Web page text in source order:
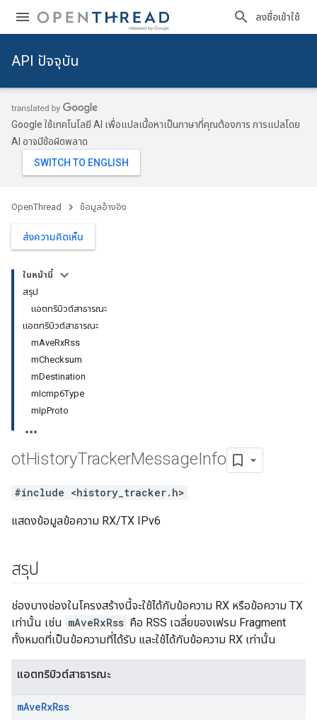
ลงชื่อเข้าใช้
API ปัจจุบัน
Google ใช้เทคโนโลยี AI เพื่อแปลเนื้อหาเป็นภาษาที่คุณต้องการ การแปลโดย
AI อาจมีข้อผิดพลาด
OpenThread ข้อมูลอ้างอิง
ส่งความคิดเห็น
ในหน้านี้
สรุป
แอตทริบิวต์สาธารณะ
แอตทริบิวต์สาธารณะ
mAveRxRss
mChecksum
mDestination
mIcmp6Type
mIpProto
otHistoryTrackerMessageInfo
#include <history_tracker.h>
แสดงข้อมูลข้อความ RX/TX IPv6
สรุป
ช่องบางช่องในโครงสร้างนี้จะใช้ได้กับข้อความ RX หรือข้อความ TX
เท่านั้น เช่น mAveRxRss คือ RSS เฉลี่ยของเฟรม Fragment
ทั้งหมดที่เป็นข้อความที่ได้รับ และใช้ได้กับข้อความ RX เท่านั้น
แอตทริบิวต์สาธารณะ
mAveRxRss